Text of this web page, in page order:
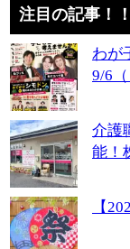
注目の記事！！
わが
9/6（
介護
能！
【